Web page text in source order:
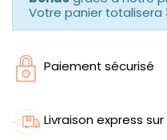
Votre panier totalisera
Paiement sécurisé
Livraison express